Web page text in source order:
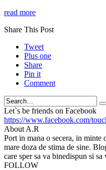
read more
Share This Post
Tweet
Plus one
Share
Pin it
Comment
Let`s be friends on Facebook
https://www.facebook.com/
About A.R
Port in mana o secera, in minte
mare doza de stima de sine.
care sper sa va binedispun si
FOLLOW